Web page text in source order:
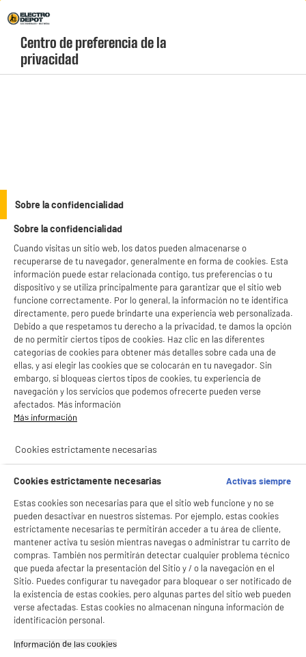
Menú
geolocation-header-icon-text
account
algodón
Con el fin de mejorar tu experiencia, y tras tu consentimiento, ELECTRO DEPOT
y sus socios utilizan cookies que procesan tus datos personales para:
- compartir contenido adaptado a tus preferencias
- ofrecer publicidad y comunicaciones personalizadas
- facilitar el intercambio de contenido en las redes sociales
- analizar el tráfico en nuestro sitio web Consulta la política de cookies.
Consulta la política de cookies..
Si aceptas, la experiencia será aún mejor. Si no acepta, se utilizarán cookies
estadísticas anónimas basadas en tu navegación. Puedes oponerte a su uso
gestionando sus cookies.
Centro de preferencia de la
privacidad
Sobre la confidencialidad
Sobre la confidencialidad
Cuando visitas un sitio web, los datos pueden almacenarse o
recuperarse de tu navegador, generalmente en forma de cookies. Esta
información puede estar relacionada contigo, tus preferencias o tu
dispositivo y se utiliza principalmente para garantizar que el sitio web
funcione correctamente. Por lo general, la información no te identifica
directamente, pero puede brindarte una experiencia web personalizada.
Debido a que respetamos tu derecho a la privacidad, te damos la opción
de no permitir ciertos tipos de cookies. Haz clic en las diferentes
categorías de cookies para obtener más detalles sobre cada una de
ellas, y así elegir las cookies que se colocarán en tu navegador. Sin
embargo, si bloqueas ciertos tipos de cookies, tu experiencia de
navegación y los servicios que podemos ofrecerte pueden verse
afectados. Más información
Más información
Cookies estrictamente necesarias
Cookies estrictamente necesarias
Activas siempre
Estas cookies son necesarias para que el sitio web funcione y no se
pueden desactivar en nuestros sistemas. Por ejemplo, estas cookies
estrictamente necesarias te permitirán acceder a tu área de cliente,
mantener activa tu sesión mientras navegas o administrar tu carrito de
compras. También nos permitirán detectar cualquier problema técnico
que pueda afectar la presentación del Sitio y / o la navegación en el
Sitio. Puedes configurar tu navegador para bloquear o ser notificado de
la existencia de estas cookies, pero algunas partes del sitio web pueden
verse afectadas. Estas cookies no almacenan ninguna información de
identificación personal.
Información de las cookies‎